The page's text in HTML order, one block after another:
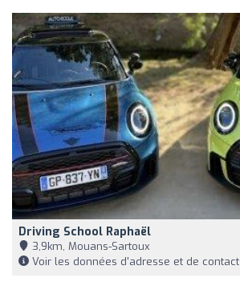
Driving School Raphaël
3,9km, Mouans-Sartoux
Voir les données d'adresse et de contact